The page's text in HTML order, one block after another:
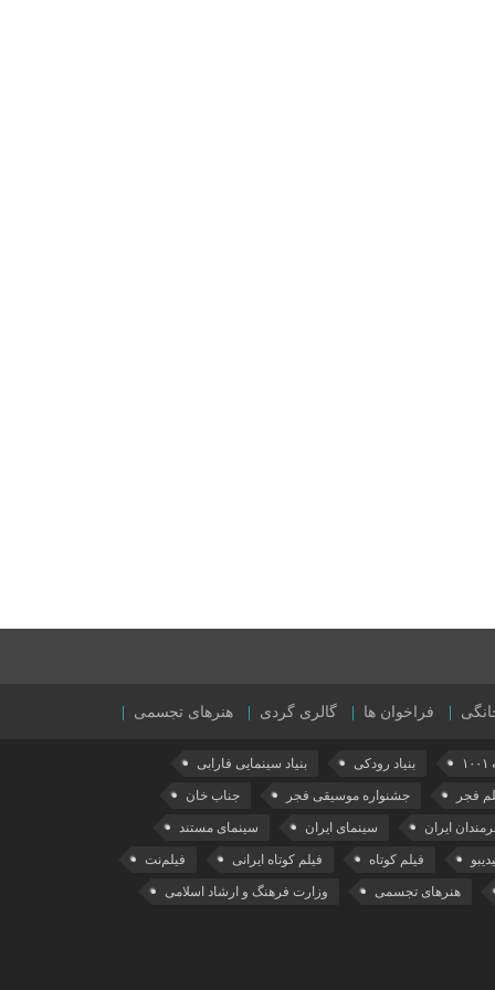
فراخوان ها گالری گردی هنرهای تجسمی
بنیاد رودکی بنیاد سینمایی فارابی
فجر جشنواره موسیقی فجر جناب خان
ایران سینمای ایران سینمای مستند
فیلم کوتاه فیلم کوتاه ایرانی فیلم‌نت
هنرهای تجسمی وزارت فرهنگ و ارشاد اسلامی